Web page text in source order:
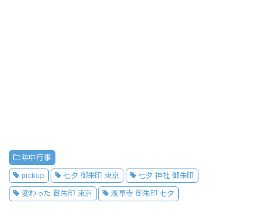
年中行事
pickup 七夕 御朱印 東京 七夕 神社 御朱印
変わった 御朱印 東京 浅草寺 御朱印 七夕